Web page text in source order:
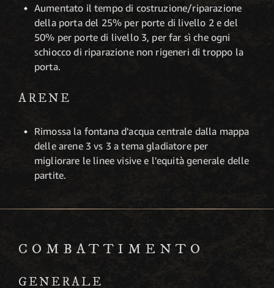
Aumentato il tempo di costruzione/riparazione
della porta del 25% per porte di livello 2 e del
50% per porte di livello 3, per far sì che ogni
schiocco di riparazione non rigeneri di troppo la
porta.
ARENE
Rimossa la fontana d'acqua centrale dalla mappa
delle arene 3 vs 3 a tema gladiatore per
migliorare le linee visive e l'equità generale delle
partite.
COMBATTIMENTO
GENERALE